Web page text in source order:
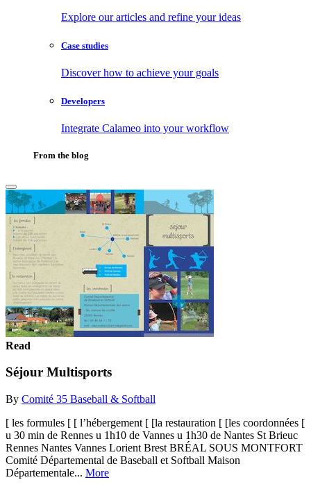
Explore our articles and refine your ideas
Case studies
Discover how to achieve your goals
Developers
Integrate Calameo into your workflow
From the blog
Read
Séjour Multisports
By Comité 35 Baseball & Softball
[ les formules [ [ l’hébergement [ [la restauration [ [les coordonnées [
u 30 min de Rennes u 1h10 de Vannes u 1h30 de Nantes St Brieuc
Rennes Nantes Vannes Lorient Brest BRÉAL SOUS MONTFORT
Comité Départemental de Baseball et Softball Maison
Départementale... More